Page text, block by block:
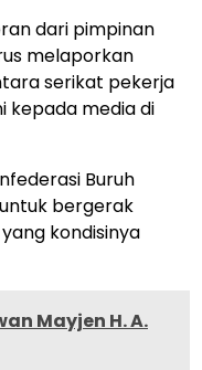
dari pimpinan
melaporkan
serikat pekerja
kepada media di
Buruh
bergerak
kondisinya
Mayjen H. A.